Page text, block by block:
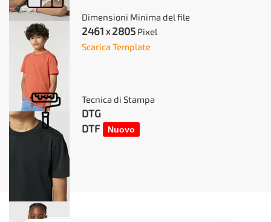
Dimensioni Minima del file
2461 X 2805Pixel
Scarica Template
Tecnica di Stampa
DTG
DTF
Nuovo